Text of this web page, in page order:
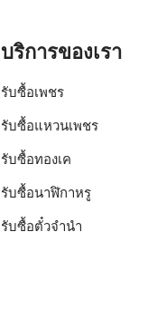
บริการของเรา
รับซื้อเพชร
รับซื้อแหวนเพชร
รับซื้อทองเค
รับซื้อนาฬิกาหรู
รับซื้อตั๋วจำนำ